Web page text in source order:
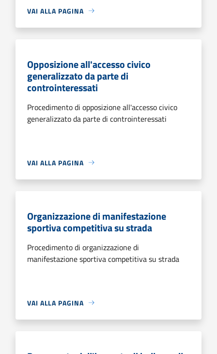
VAI ALLA PAGINA
Opposizione all'accesso civico
generalizzato da parte di
controinteressati
Procedimento di opposizione all'accesso civico
generalizzato da parte di controinteressati
VAI ALLA PAGINA
Organizzazione di manifestazione
sportiva competitiva su strada
Procedimento di organizzazione di
manifestazione sportiva competitiva su strada
VAI ALLA PAGINA